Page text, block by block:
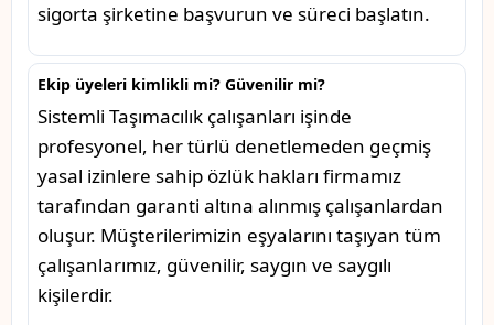
sigorta şirketine başvurun ve süreci başlatın.
Ekip üyeleri kimlikli mi? Güvenilir mi?
Sistemli Taşımacılık çalışanları işinde
profesyonel, her türlü denetlemeden geçmiş
yasal izinlere sahip özlük hakları firmamız
tarafından garanti altına alınmış çalışanlardan
oluşur. Müşterilerimizin eşyalarını taşıyan tüm
çalışanlarımız, güvenilir, saygın ve saygılı
kişilerdir.